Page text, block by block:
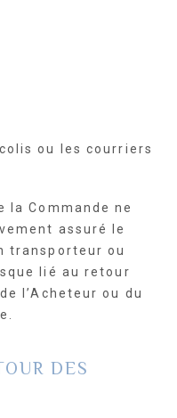
ou les courriers
la Commande ne
assuré le
transporteur ou
lié au retour
l’Acheteur ou du
DES